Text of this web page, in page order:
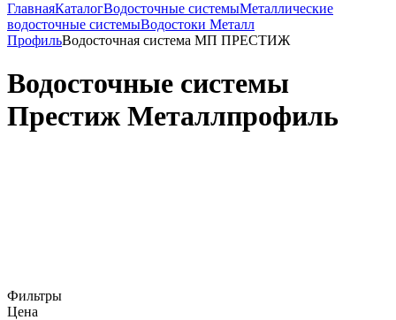
ГлавнаяКаталогВодосточные системыМеталлические
водосточные системыВодостоки Металл
ПрофильВодосточная система МП ПРЕСТИЖ
Водосточные системы
Престиж Металлпрофиль
Фильтры
Цена